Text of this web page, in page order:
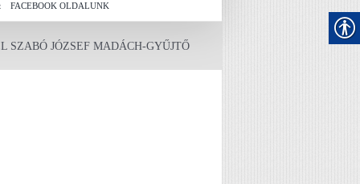
FACEBOOK OLDALUNK
SZABÓ JÓZSEF MADÁCH-GYŰJTŐ